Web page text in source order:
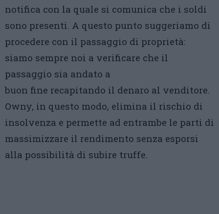
notifica con la quale si comunica che i soldi
sono presenti. A questo punto suggeriamo di
procedere con il passaggio di proprietà:
siamo sempre noi a verificare che il
passaggio sia andato a
buon fine recapitando il denaro al venditore.
Owny, in questo modo, elimina il rischio di
insolvenza e permette ad entrambe le parti di
massimizzare il rendimento senza esporsi
alla possibilità di subire truffe.